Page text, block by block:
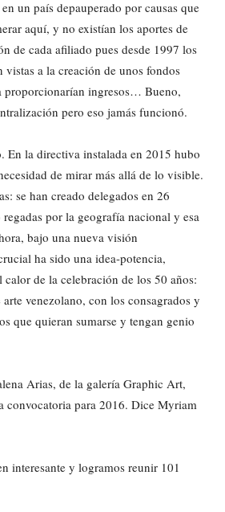
un país depauperado por causas que
aquí, y no existían los aportes de
de cada afiliado pues desde 1997 los
vistas a la creación de unos fondos
proporcionarían ingresos… Bueno,
pero eso jamás funcionó.
En la directiva instalada en 2015 hubo
de mirar más allá de lo visible.
se han creado delegados en 26
por la geografía nacional y esa
bajo una nueva visión
ha sido una idea-potencia,
de la celebración de los 50 años:
venezolano, con los consagrados y
que quieran sumarse y tengan genio
Arias, de la galería Graphic Art,
convocatoria para 2016. Dice Myriam
interesante y logramos reunir 101